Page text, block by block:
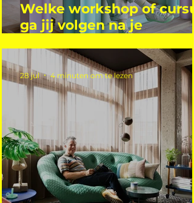
Welke workshop of
ga jij volgen na je
28 jul 4 minuten om te lezen